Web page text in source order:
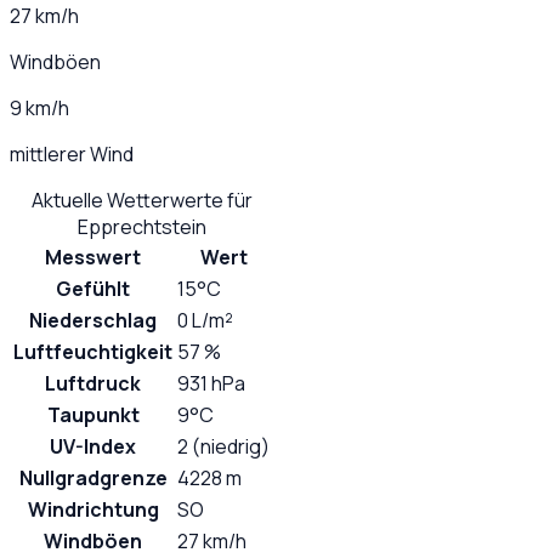
27 km/h
Windböen
9 km/h
mittlerer Wind
Aktuelle Wetterwerte für
Epprechtstein
Messwert
Wert
Gefühlt
15°C
Niederschlag
0 L/m²
Luftfeuchtigkeit 57 %
Luftdruck
931 hPa
Taupunkt
9°C
UV-Index
2 (niedrig)
Nullgradgrenze 4228 m
Windrichtung
SO
Windböen
27 km/h